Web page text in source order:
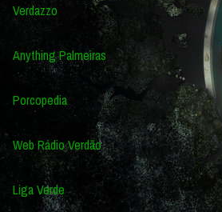
Verdazzo
Anything Palmeiras
Porcopedia
Web Rádio Verdão
Liga Verde